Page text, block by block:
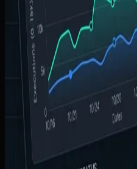
Figo Bayu
Waktu baca
2 menit baca
Rabu, 4 Februari 2026
Diperbarui
8 Juli 2026
Lompat ke bagian penting